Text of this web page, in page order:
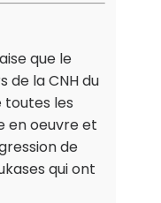
que le
de la CNH du
toutes les
en oeuvre et
de
qui ont